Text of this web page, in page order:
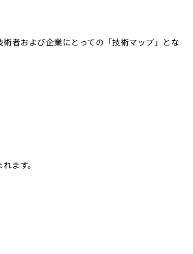
術者および企業にとっての「技術マップ」とな
ます。